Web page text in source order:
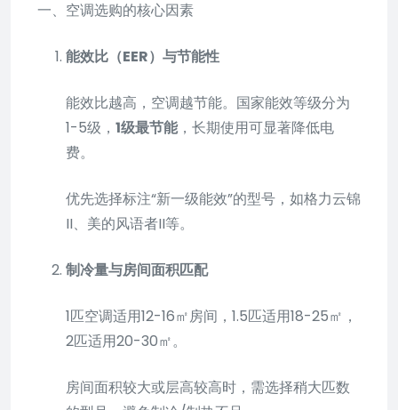
一、空调选购的核心因素
能效比（EER）与节能性
能效比越高，空调越节能。国家能效等级分为
1-5级， 1级最节能，长期使用可显著降低电
费。
优先选择标注“新一级能效”的型号，如格力云锦
II、美的风语者II等。
制冷量与房间面积匹配
1匹空调适用12-16㎡房间，1.5匹适用18-25㎡，
2匹适用20-30㎡。
房间面积较大或层高较高时，需选择稍大匹数